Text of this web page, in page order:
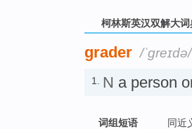
柯林斯英汉双解大词
grader /ˈɡreɪdə/
1. N a person
词组短语 同近